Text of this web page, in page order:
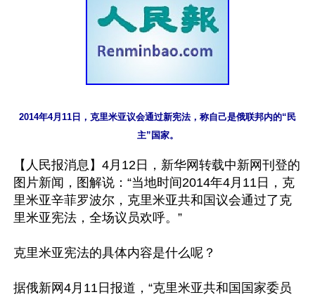
2014年4月11日，克里米亚议会通过新宪法，称自己是俄联邦内的“民
主”国家。
【人民报消息】4月12日，新华网转载中新网刊登的
图片新闻，图解说：“当地时间2014年4月11日，克
里米亚辛菲罗波尔，克里米亚共和国议会通过了克
里米亚宪法，全场议员欢呼。”
克里米亚宪法的具体内容是什么呢？
据俄新网4月11日报道，“克里米亚共和国国家委员